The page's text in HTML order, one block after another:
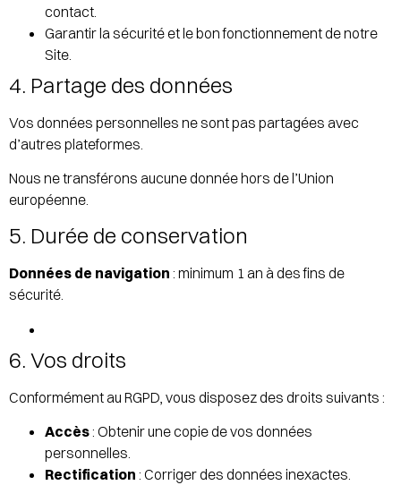
contact.
Garantir la sécurité et le bon fonctionnement de notre
Site.
4. Partage des données
Vos données personnelles ne sont pas partagées avec
d’autres plateformes.
Nous ne transférons aucune donnée hors de l’Union
européenne.
5. Durée de conservation
Données de navigation : minimum 1 an à des fins de
sécurité.
6. Vos droits
Conformément au RGPD, vous disposez des droits suivants :
Accès: Obtenir une copie de vos données
personnelles.
Rectification : Corriger des données inexactes.